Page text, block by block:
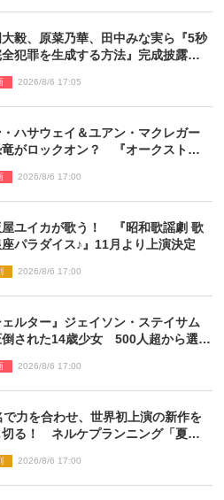
毅、原菜乃華、田中みな実ら『5秒
犯罪を生成する方法』完成披露に
2026/8/6 17:05
ハサウェイ＆ユアン・マクレガー
竜がロックオン？ 『オークストリ
2026/8/6 17:00
屋ユイカが歌う！ 『昭和歌謡劇 歌
パラダイス♪』11月より上演決定
2026/8/6 17:00
ェルター』ジェイソン・ステイサム
倒された14歳少女 500人超から選出
2026/8/6 17:00
で力を合わせ、世界初上演の新作を
切る！ ネルケプランニング「夏休
終日】
2026/8/6 17:00